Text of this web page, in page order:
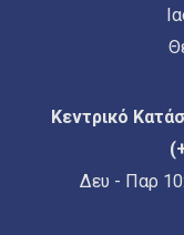
Κεντρικό
Δευ - Παρ